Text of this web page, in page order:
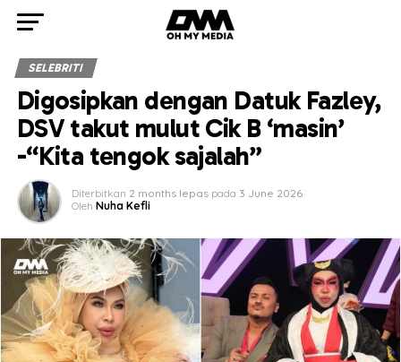
SELEBRITI
Digosipkan dengan Datuk Fazley,
DSV takut mulut Cik B ‘masin’
-“Kita tengok sajalah”
Diterbitkan 2 months lepas pada 3 June 2026
Oleh Nuha Kefli